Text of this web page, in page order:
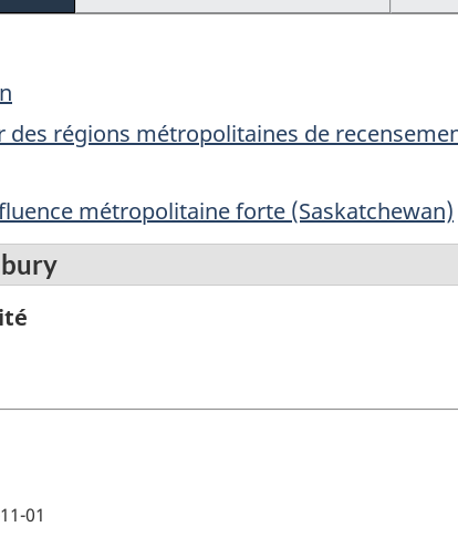
des régions métropolitaines de
métropolitaine forte (Saskatchewan)
01